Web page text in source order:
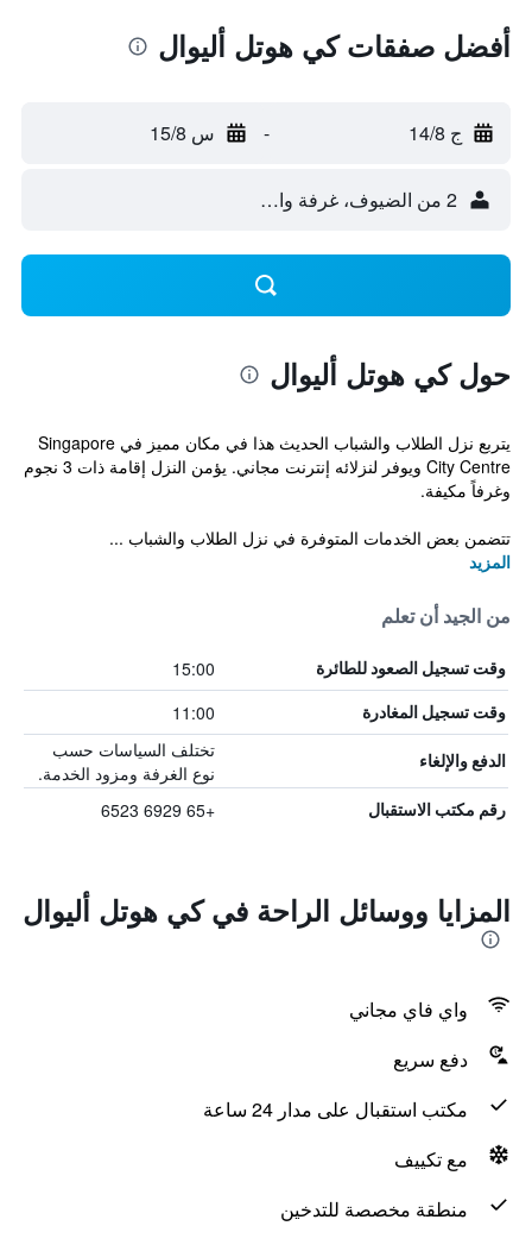
أفضل صفقات كي هوتل أليوال
ج 14/8 - س 15/8
2 من الضيوف، غرفة واحدة
حول كي هوتل أليوال
يتربع نزل الطلاب والشباب الحديث هذا في مكان مميز في Singapore
City Centre ويوفر لنزلائه إنترنت مجاني. يؤمن النزل إقامة ذات 3 نجوم
وغرفاً مكيفة.
تتضمن بعض الخدمات المتوفرة في نزل الطلاب والشباب ...
المزيد
من الجيد أن تعلم
وقت تسجيل الصعود للطائرة 15:00
وقت تسجيل المغادرة 11:00
الدفع والإلغاء
تختلف السياسات حسب
نوع الغرفة ومزود الخدمة.
رقم مكتب الاستقبال +65 6929 6523
المزايا ووسائل الراحة في كي هوتل أليوال
واي فاي مجاني
دفع سريع
مكتب استقبال على مدار 24 ساعة
مع تكييف
منطقة مخصصة للتدخين